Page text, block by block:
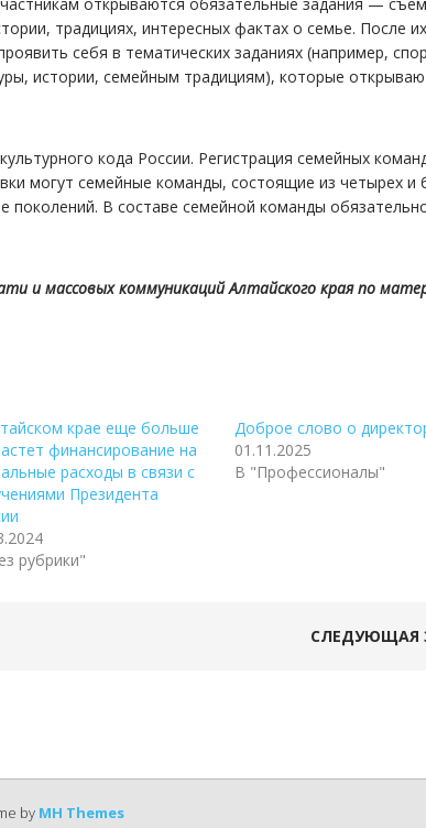
традициях, интересных фактах о семье. После их
себя в тематических заданиях (например,
истории, семейным традициям), которые
кода России. Регистрация семейных
могут семейные команды, состоящие из четырех и
поколений. В составе семейной команды
и массовых коммуникаций Алтайского края по
крае еще больше
финансирование на
расходы в связи с
Президента
рубрики"
Доброе слово о
01.11.2025
В "Профессионалы"
СЛЕДУЮЩАЯ
by MH Themes